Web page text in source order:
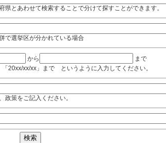
とあわせて検索することで分けて探すことができます。
で選挙区が分かれている場合
から
まで
xx/xx」まで というように入力してください。
策をご記入ください。